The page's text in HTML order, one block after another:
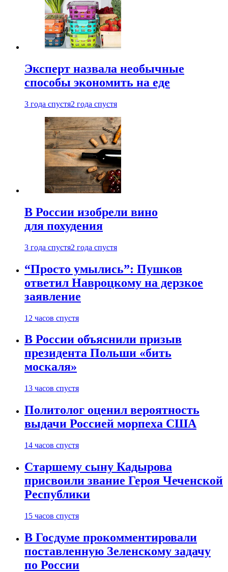
Эксперт назвала необычные
способы экономить на еде
3 года спустя2 года спустя
В России изобрели вино
для похудения
3 года спустя2 года спустя
“Просто умылись”: Пушков
ответил Навроцкому на дерзкое
заявление
12 часов спустя
В России объяснили призыв
президента Польши «бить
москаля»
13 часов спустя
Политолог оценил вероятность
выдачи Россией морпеха США
14 часов спустя
Старшему сыну Кадырова
присвоили звание Героя Чеченской
Республики
15 часов спустя
В Госдуме прокомментировали
поставленную Зеленскому задачу
по России